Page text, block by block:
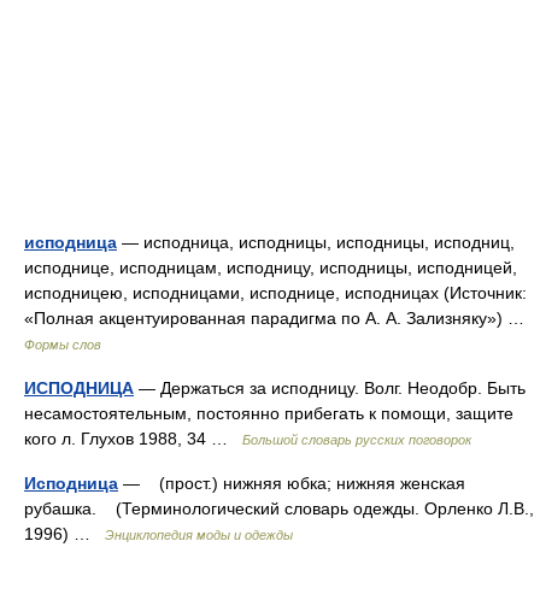
исподница — исподница, исподницы, исподницы, исподниц,
исподнице, исподницам, исподницу, исподницы, исподницей,
исподницею, исподницами, исподнице, исподницах (Источник:
«Полная акцентуированная парадигма по А. А. Зализняку») …
Формы слов
ИСПОДНИЦА — Держаться за исподницу. Волг. Неодобр. Быть
несамостоятельным, постоянно прибегать к помощи, защите
кого л. Глухов 1988, 34 …
Большой словарь русских поговорок
Исподница — (прост.) нижняя юбка; нижняя женская
рубашка. (Терминологический словарь одежды. Орленко Л.В.,
1996) …
Энциклопедия моды и одежды